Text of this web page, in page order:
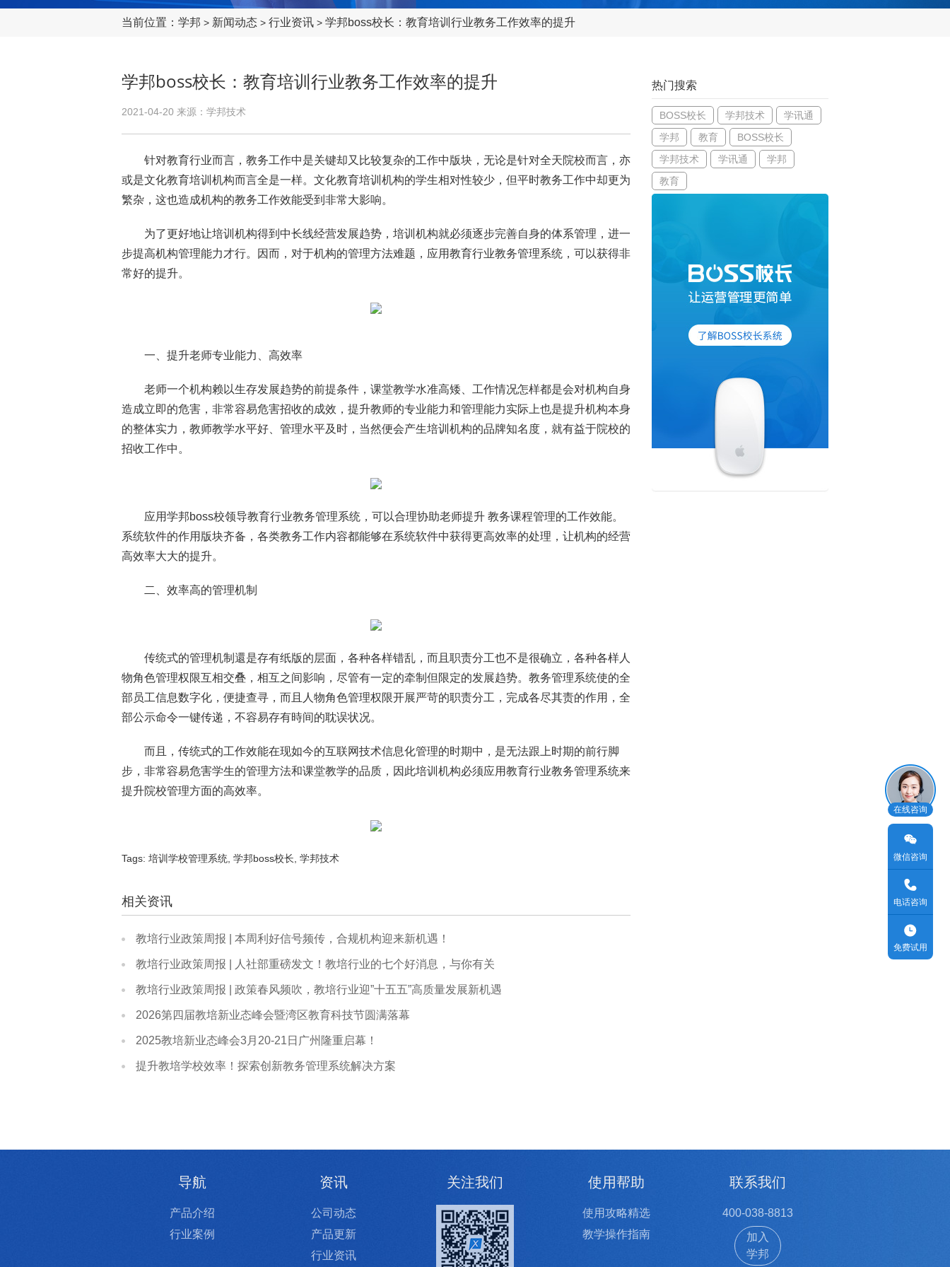
当前位置： 学邦 > 新闻动态 > 行业资讯 > 学邦boss校长：教育培训行业教务工作效率的提升
学邦boss校长：教育培训行业教务工作效率的提升
2021-04-20 来源：学邦技术
针对教育行业而言，教务工作中是关键却又比较复杂的工作中版块，无论是针对全天院校而言，亦
或是文化教育培训机构而言全是一样。文化教育培训机构的学生相对性较少，但平时教务工作中却更为
繁杂，这也造成机构的教务工作效能受到非常大影响。
为了更好地让培训机构得到中长线经营发展趋势，培训机构就必须逐步完善自身的体系管理，进一
步提高机构管理能力才行。因而，对于机构的管理方法难题，应用教育行业教务管理系统，可以获得非
常好的提升。
一、提升老师专业能力、高效率
老师一个机构赖以生存发展趋势的前提条件，课堂教学水准高矮、工作情况怎样都是会对机构自身
造成立即的危害，非常容易危害招收的成效，提升教师的专业能力和管理能力实际上也是提升机构本身
的整体实力，教师教学水平好、管理水平及时，当然便会产生培训机构的品牌知名度，就有益于院校的
招收工作中。
应用学邦boss校领导教育行业教务管理系统，可以合理协助老师提升 教务课程管理的工作效能。
系统软件的作用版块齐备，各类教务工作内容都能够在系统软件中获得更高效率的处理，让机构的经营
高效率大大的提升。
二、效率高的管理机制
传统式的管理机制還是存有纸版的层面，各种各样错乱，而且职责分工也不是很确立，各种各样人
物角色管理权限互相交叠，相互之间影响，尽管有一定的牵制但限定的发展趋势。教务管理系统使的全
部员工信息数字化，便捷查寻，而且人物角色管理权限开展严苛的职责分工，完成各尽其责的作用，全
部公示命令一键传递，不容易存有時间的耽误状况。
而且，传统式的工作效能在现如今的互联网技术信息化管理的时期中，是无法跟上时期的前行脚
步，非常容易危害学生的管理方法和课堂教学的品质，因此培训机构必须应用教育行业教务管理系统来
提升院校管理方面的高效率。
Tags: 培训学校管理系统 学邦boss校长 学邦技术
相关资讯
教培行业政策周报 | 本周利好信号频传，合规机构迎来新机遇！
教培行业政策周报 | 人社部重磅发文！教培行业的七个好消息，与你有关
教培行业政策周报 | 政策春风频吹，教培行业迎”十五五”高质量发展新机遇
2026第四届教培新业态峰会暨湾区教育科技节圆满落幕
2025教培新业态峰会3月20-21日广州隆重启幕！
提升教培学校效率！探索创新教务管理系统解决方案
热门搜索
BOSS校长 学邦技术
学讯通
学邦
教育
BOSS校长
学邦技术
学讯通
学邦
教育
导航
产品介绍
行业案例
资讯
公司动态
产品更新
行业资讯
关注我们 使用帮助
使用攻略精选
教学操作指南
联系我们
400-038-8813
加入
学邦
在线咨询
微信咨询
电话咨询
免费试用